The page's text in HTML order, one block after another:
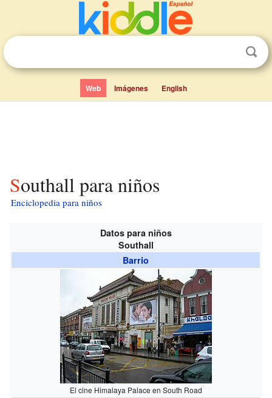
Web Imágenes English
Southall para niños
Enciclopedia para niños
Datos para niños
Southall
Barrio
El cine Himalaya Palace en South Road